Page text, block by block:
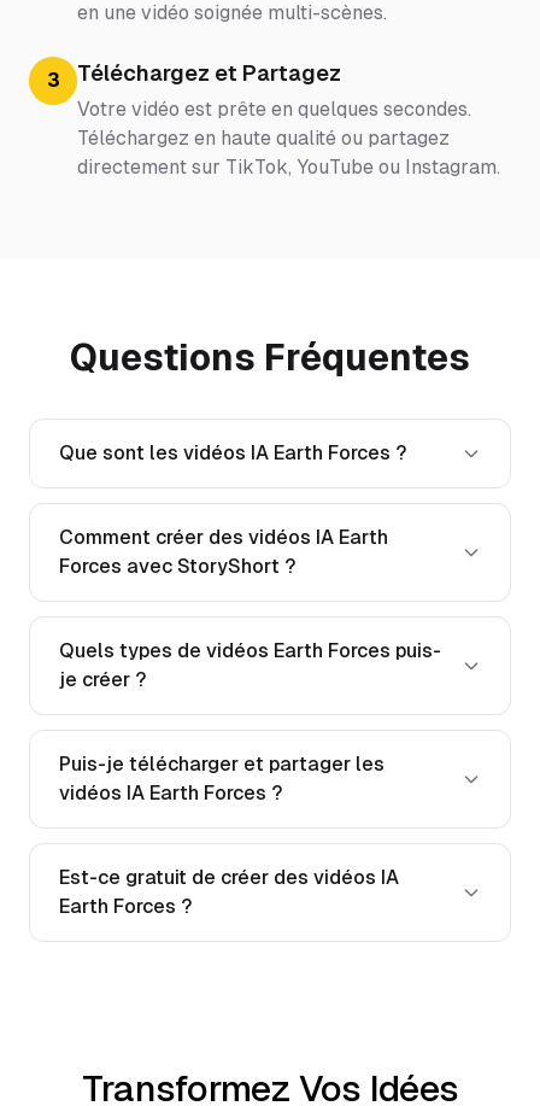
en une vidéo soignée multi-scènes.
3 Téléchargez et Partagez
Votre vidéo est prête en quelques secondes.
Téléchargez en haute qualité ou partagez
directement sur TikTok, YouTube ou Instagram.
Questions Fréquentes
Que sont les vidéos IA Earth Forces ?
Comment créer des vidéos IA Earth
Forces avec StoryShort ?
Quels types de vidéos Earth Forces puis-
je créer ?
Puis-je télécharger et partager les
vidéos IA Earth Forces ?
Est-ce gratuit de créer des vidéos IA
Earth Forces ?
Transformez Vos Idées